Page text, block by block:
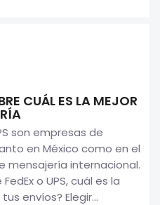
CUÁL ES LA MEJOR
son empresas de
en México como en el
mensajería internacional.
o UPS, cuál es la
envíos? Elegir...